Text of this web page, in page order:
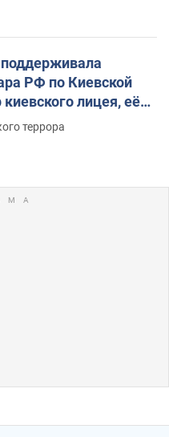
поддерживала
РФ по Киевской
лицея, её
террора